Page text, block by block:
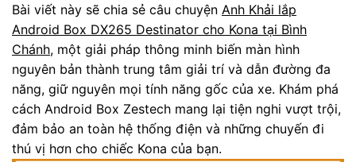
Bài viết này sẽ chia sẻ câu chuyện Anh Khải lắp
Android Box DX265 Destinator cho Kona tại Bình
Chánh, một giải pháp thông minh biến màn hình
nguyên bản thành trung tâm giải trí và dẫn đường đa
năng, giữ nguyên mọi tính năng gốc của xe. Khám phá
cách Android Box Zestech mang lại tiện nghi vượt trội,
đảm bảo an toàn hệ thống điện và những chuyến đi
thú vị hơn cho chiếc Kona của bạn.